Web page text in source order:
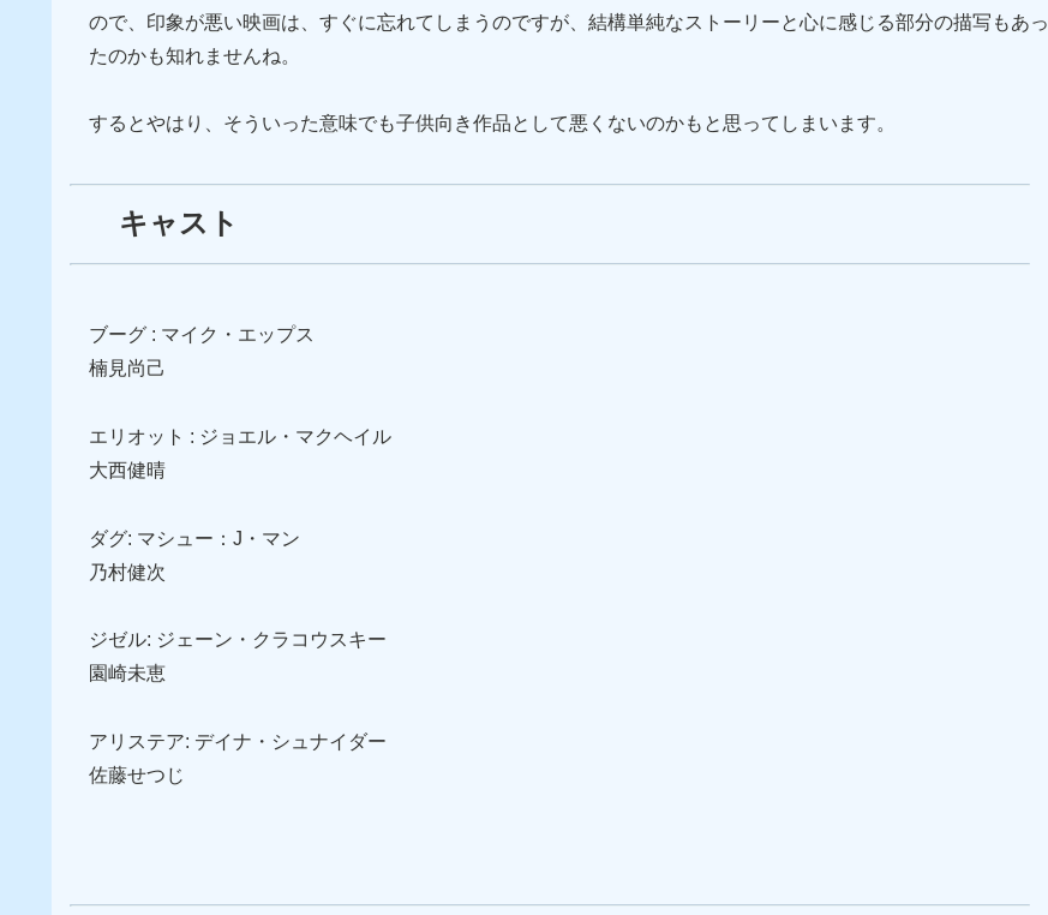
ので、印象が悪い映画は、すぐに忘れてしまうのですが、結構単純なストーリーと心に感じる部分の描写もあっ
たのかも知れませんね。
するとやはり、そういった意味でも子供向き作品として悪くないのかもと思ってしまいます。
キャスト
ブーグ : マイク・エップス
楠見尚己
エリオット : ジョエル・マクヘイル
大西健晴
ダグ: マシュー：J・マン
乃村健次
ジゼル: ジェーン・クラコウスキー
園崎未恵
アリステア: デイナ・シュナイダー
佐藤せつじ